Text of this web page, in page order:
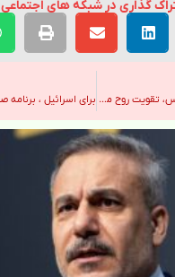
گذاری در شبکه های اجتماعی
روایت زنان دفاع مقدس، تقویت روح مقاومت در جامعه – خبرگزاری ایرنا